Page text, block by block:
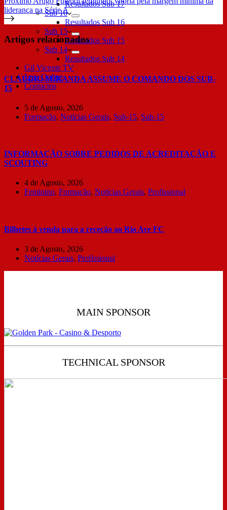
Resultados Sub 17
Sub 16
Resultados Sub 16
Sub 15
Resultados Sub 15
Sub 14
Resultados Sub 14
Gil Vicente TV
Loja Online
Contactos
liderança na Série A
Artigos relacionados
CLÁUDIO MIRANDA ASSUME O COMANDO DOS SUB-
15
5 de Agosto, 2026
Formação, Notícias Gerais, Sub-15, Sub-15
INFORMAÇÃO SOBRE PEDIDOS DE ACREDITAÇÃO E
SCOUTING
4 de Agosto, 2026
Feminino, Formação, Notícias Gerais, Profissional
Bilhetes à venda para a receção ao Rio Ave FC
3 de Agosto, 2026
Notícias Gerais, Profissional
MAIN SPONSOR
TECHNICAL SPONSOR